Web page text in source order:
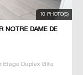
10 PHOTO(S)
NOTRE DAME DE
Etage Duplex Gîte